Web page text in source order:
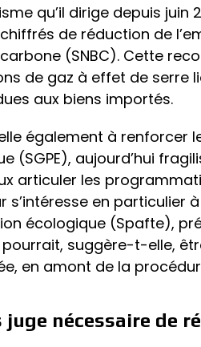
qu’il dirige depuis juin
de réduction de
(SNBC). Cette
de gaz à effet de serre
aux biens importés.
également à renforcer
(SGPE), aujourd’hui
articuler les
s’intéresse en particulier
écologique (Spafte),
pourrait, suggère-t-elle,
en amont de la
juge nécessaire de